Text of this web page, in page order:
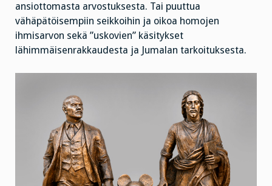
ansiottomasta arvostuksesta. Tai puuttua
vähäpätöisempiin seikkoihin ja oikoa homojen
ihmisarvon sekä ”uskovien” käsitykset
lähimmäisenrakkaudesta ja Jumalan tarkoituksesta.